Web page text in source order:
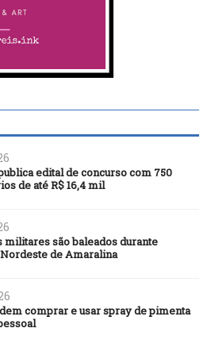
edital de concurso com 750
de até R$ 16,4 mil
militares são baleados durante
de Amaralina
comprar e usar spray de pimenta